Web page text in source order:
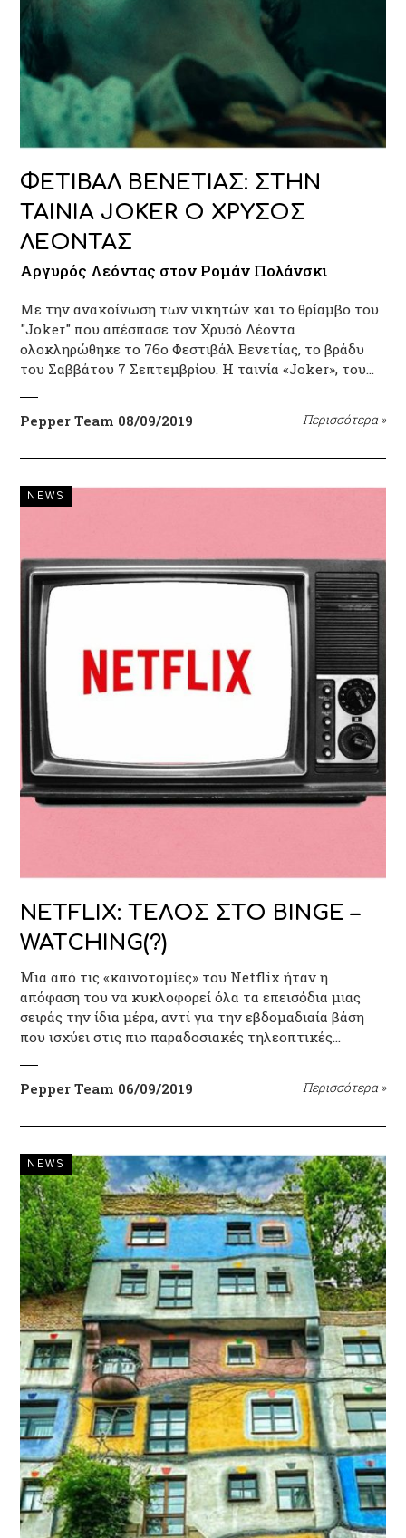
ΦΕΤΙΒΑΛ ΒΕΝΕΤΙΑΣ: ΣΤΗΝ
ΤΑΙΝΙΑ JOKER Ο ΧΡΥΣΟΣ
ΛΕΟΝΤΑΣ
Αργυρός Λεόντας στον Ρομάν Πολάνσκι
Με την ανακοίνωση των νικητών και το θρίαμβo του
"Joker" που απέσπασε τον Χρυσό Λέοντα
ολοκληρώθηκε το 76ο Φεστιβάλ Βενετίας, το βράδυ
του Σαββάτου 7 Σεπτεμβρίου. Η ταινία «Joker», του…
Pepper Team 08/09/2019 Περισσότερα »
NEWS
NETFLIX: ΤΕΛΟΣ ΣΤΟ BINGE –
WATCHING(?)
Μια από τις «καινοτομίες» του Netflix ήταν η
απόφαση του να κυκλοφορεί όλα τα επεισόδια μιας
σειράς την ίδια μέρα, αντί για την εβδομαδιαία βάση
που ισχύει στις πιο παραδοσιακές τηλεοπτικές…
Pepper Team 06/09/2019 Περισσότερα »
NEWS